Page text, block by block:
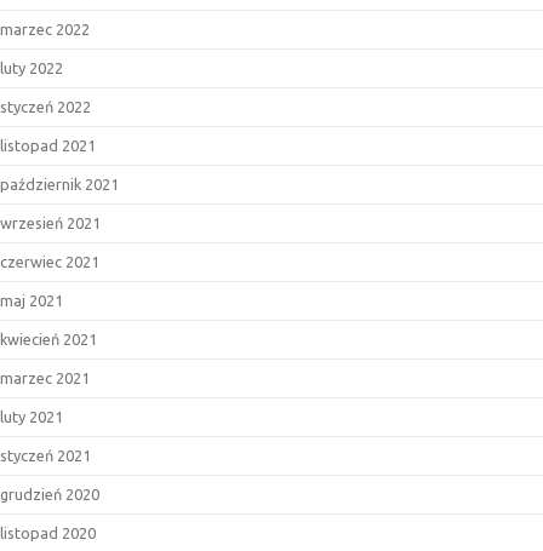
marzec 2022
luty 2022
styczeń 2022
listopad 2021
październik 2021
wrzesień 2021
czerwiec 2021
maj 2021
kwiecień 2021
marzec 2021
luty 2021
styczeń 2021
grudzień 2020
listopad 2020